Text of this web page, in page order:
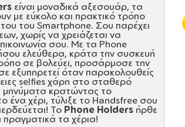
είναι μοναδικά αξεσουάρ, τα
με εύκολο και πρακτικό τρόπο
του Smartphone. Σου παρέχει
χωρίς να χρειάζεται να
σου. Με τα Phone
ελεύθερα, κράτα την συσκευή
σε βολεύει, προσάρμοσε την
εξυπηρετεί όταν παρακολουθείς
selfies χάρη στο σταθερό
κρατώντας το
ένα χέρι, τύλιξε το Handsfree σου
Το Phone Holders ήρθε
πραγματικά τα χέρια!